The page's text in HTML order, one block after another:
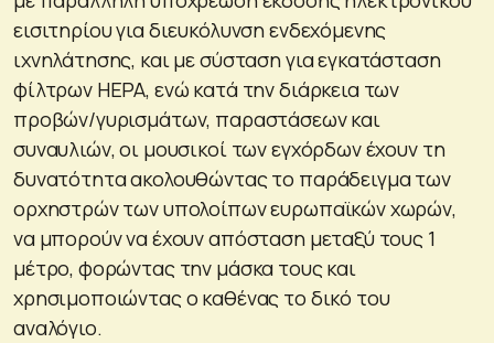
εισιτηρίου για διευκόλυνση ενδεχόμενης
ιχνηλάτησης, και με σύσταση για εγκατάσταση
φίλτρων HEPA, ενώ κατά την διάρκεια των
προβών/γυρισμάτων, παραστάσεων και
συναυλιών, οι μουσικοί των εγχόρδων έχουν τη
δυνατότητα ακολουθώντας το παράδειγμα των
ορχηστρών των υπολοίπων ευρωπαϊκών χωρών,
να μπορούν να έχουν απόσταση μεταξύ τους 1
μέτρο, φορώντας την μάσκα τους και
χρησιμοποιώντας ο καθένας το δικό του
αναλόγιο.